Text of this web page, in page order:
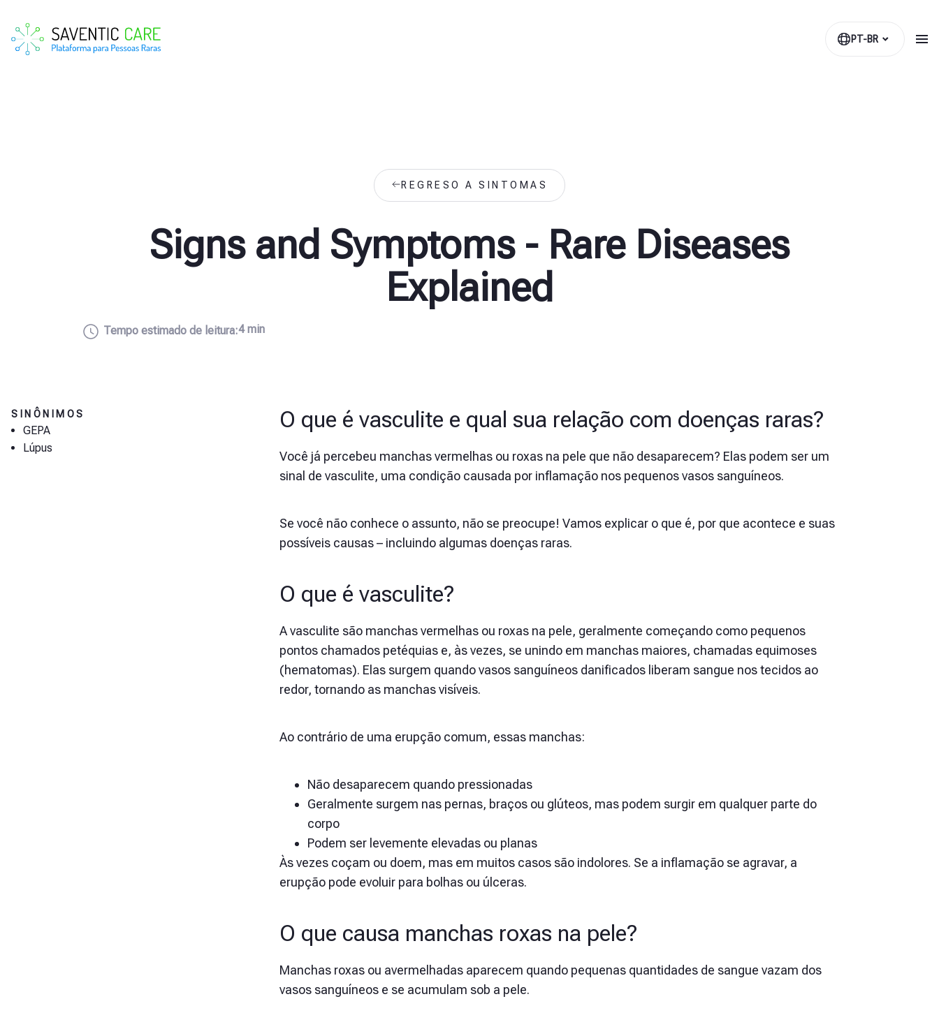
PT-BR
REGRESO A SINTOMAS
Signs and Symptoms - Rare Diseases
Explained
Tempo estimado de leitura:4 min
SINÔNIMOS
GEPA
Lúpus
O que é vasculite e qual sua relação com doenças raras?
Você já percebeu manchas vermelhas ou roxas na pele que não desaparecem? Elas podem ser um
sinal de vasculite, uma condição causada por inflamação nos pequenos vasos sanguíneos.
Se você não conhece o assunto, não se preocupe! Vamos explicar o que é, por que acontece e suas
possíveis causas – incluindo algumas doenças raras.
O que é vasculite?
A vasculite são manchas vermelhas ou roxas na pele, geralmente começando como pequenos
pontos chamados petéquias e, às vezes, se unindo em manchas maiores, chamadas equimoses
(hematomas). Elas surgem quando vasos sanguíneos danificados liberam sangue nos tecidos ao
redor, tornando as manchas visíveis.
Ao contrário de uma erupção comum, essas manchas:
Não desaparecem quando pressionadas
Geralmente surgem nas pernas, braços ou glúteos, mas podem surgir em qualquer parte do
corpo
Podem ser levemente elevadas ou planas
Às vezes coçam ou doem, mas em muitos casos são indolores. Se a inflamação se agravar, a
erupção pode evoluir para bolhas ou úlceras.
O que causa manchas roxas na pele?
Manchas roxas ou avermelhadas aparecem quando pequenas quantidades de sangue vazam dos
vasos sanguíneos e se acumulam sob a pele.